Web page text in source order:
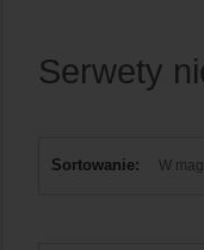
Serwety
Sortowanie: W